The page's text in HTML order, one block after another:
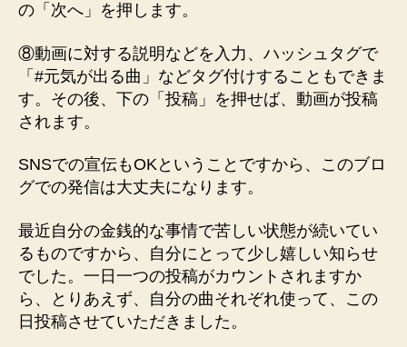
の「次へ」を押します。
⑧動画に対する説明などを入力、ハッシュタグで
「#元気が出る曲」などタグ付けすることもできま
す。その後、下の「投稿」を押せば、動画が投稿
されます。
SNSでの宣伝もOKということですから、このブロ
グでの発信は大丈夫になります。
最近自分の金銭的な事情で苦しい状態が続いてい
るものですから、自分にとって少し嬉しい知らせ
でした。一日一つの投稿がカウントされますか
ら、とりあえず、自分の曲それぞれ使って、この
日投稿させていただきました。